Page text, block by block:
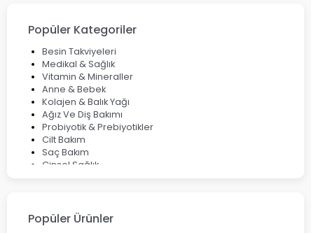
Çözüm Yolları
Bocavirüs Enfeksiyonu Hakkında Bilmeniz Gerekenler
Deep Flex Topraklama Matı Nedir? Detaylı Rehber
Mumiyo Nedir? Faydaları ve Kullanım Alanları Nelerdir?
Popüler Kategoriler
Besin Takviyeleri
Medikal & Sağlık
Vitamin & Mineraller
Anne & Bebek
Kolajen & Balık Yağı
Ağız Ve Diş Bakımı
Probiyotik & Prebiyotikler
Cilt Bakım
Saç Bakım
Cinsel Sağlık
Popüler Ürünler